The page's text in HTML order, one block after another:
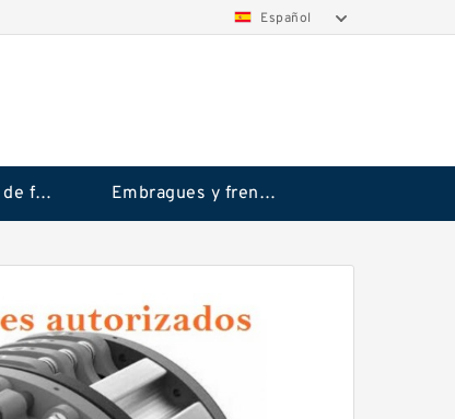
Español
Embrague VC de fricción Rubflex Embragues y frenos VC